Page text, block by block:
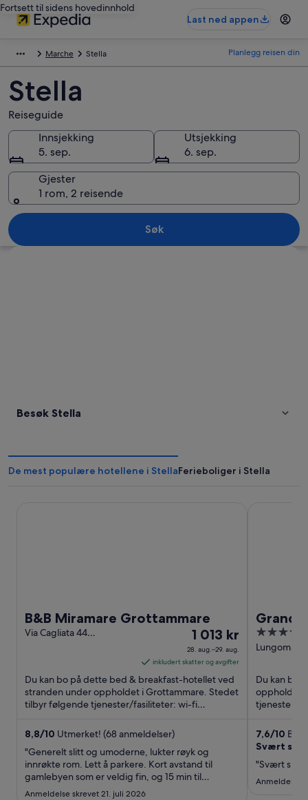
Fortsett til sidens hovedinnhold
Last ned appen
Marche Stella Planlegg reisen din
Stella
Reiseguide
Innsjekking
5. sep.
Utsjekking
6. sep.
Gjester
1 rom, 2 reisende
Søk
Besøk Stella
De mest populære hotellene i StellaFerieboliger i Stella
B&B Miramare Grottammare
Via Cagliata 44
Prisen
er
1 013 kr
per
natt
fra
til
29.
aug.
1 013 kr
28. aug.–29. aug.
inkludert skatter og avgifter
Du kan bo på dette bed & breakfast-hotellet ved
stranden under oppholdet i Grottammare. Stedet
tilbyr følgende tjenester/fasiliteter: wi-fi
8,8/10 Utmerket! (68 anmeldelser)
"Generelt slitt og umoderne, lukter røyk og
innrøkte rom. Lett å parkere. Kort avstand til
gamlebyen som er veldig fin, og 15 min til
fantastiske strender."
Anmeldelse skrevet 21. juli 2026
Grand
4
out
5
Lungomare
Du kan bo
oppholdet i
tjenester/
7,6/10 Bra!
Svært
"Svært slitt
Anmeldelse